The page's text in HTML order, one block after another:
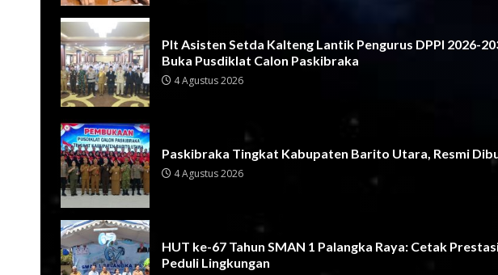
Plt Asisten Setda Kalteng Lantik Pengurus DPPI 2026-
Buka Pusdiklat Calon Paskibraka
4 Agustus 2026
Paskibraka Tingkat Kabupaten Barito Utara, Resmi
4 Agustus 2026
HUT ke-67 Tahun SMAN 1 Palangka Raya: Cetak
Peduli Lingkungan